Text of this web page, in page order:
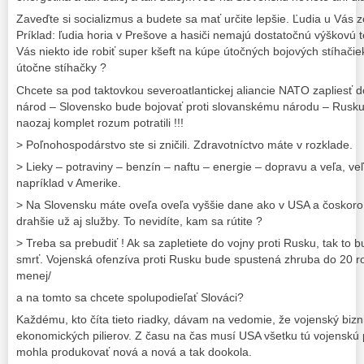
Zaveďte si socializmus a budete sa mať určite lepšie. Ľudia u Vás
Príklad: ľudia horia v Prešove a hasiči nemajú dostatočnú výškovú
Vás niekto ide robiť super kšeft na kúpe útočných bojových
útočne stíhačky ?
Chcete sa pod taktovkou severoatlantickej aliancie NATO zapliesť
národ – Slovensko bude bojovať proti slovanskému národu –
naozaj komplet rozum potratili !!!
> Poľnohospodárstvo ste si zničili. Zdravotníctvo máte v rozklade.
> Lieky – potraviny – benzín – naftu – energie – dopravu a veľa,
napríklad v Amerike.
> Na Slovensku máte oveľa oveľa vyššie dane ako v USA a
drahšie už aj služby. To nevidíte, kam sa rútite ?
> Treba sa prebudiť ! Ak sa zapletiete do vojny proti Rusku, tak to
smrť. Vojenská ofenzíva proti Rusku bude spustená zhruba do 20
menej/
a na tomto sa chcete spolupodieľať Slováci?
Každému, kto číta tieto riadky, dávam na vedomie, že vojenský
ekonomických pilierov. Z času na čas musí USA všetku tú
mohla produkovať nová a nová a tak dookola.